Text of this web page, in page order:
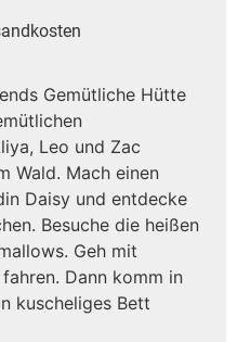
Gemütliche Hütte
Leo und Zac
Wald. Mach einen
Daisy und entdecke
Besuche die heißen
Geh mit
Dann komm in
kuscheliges Bett